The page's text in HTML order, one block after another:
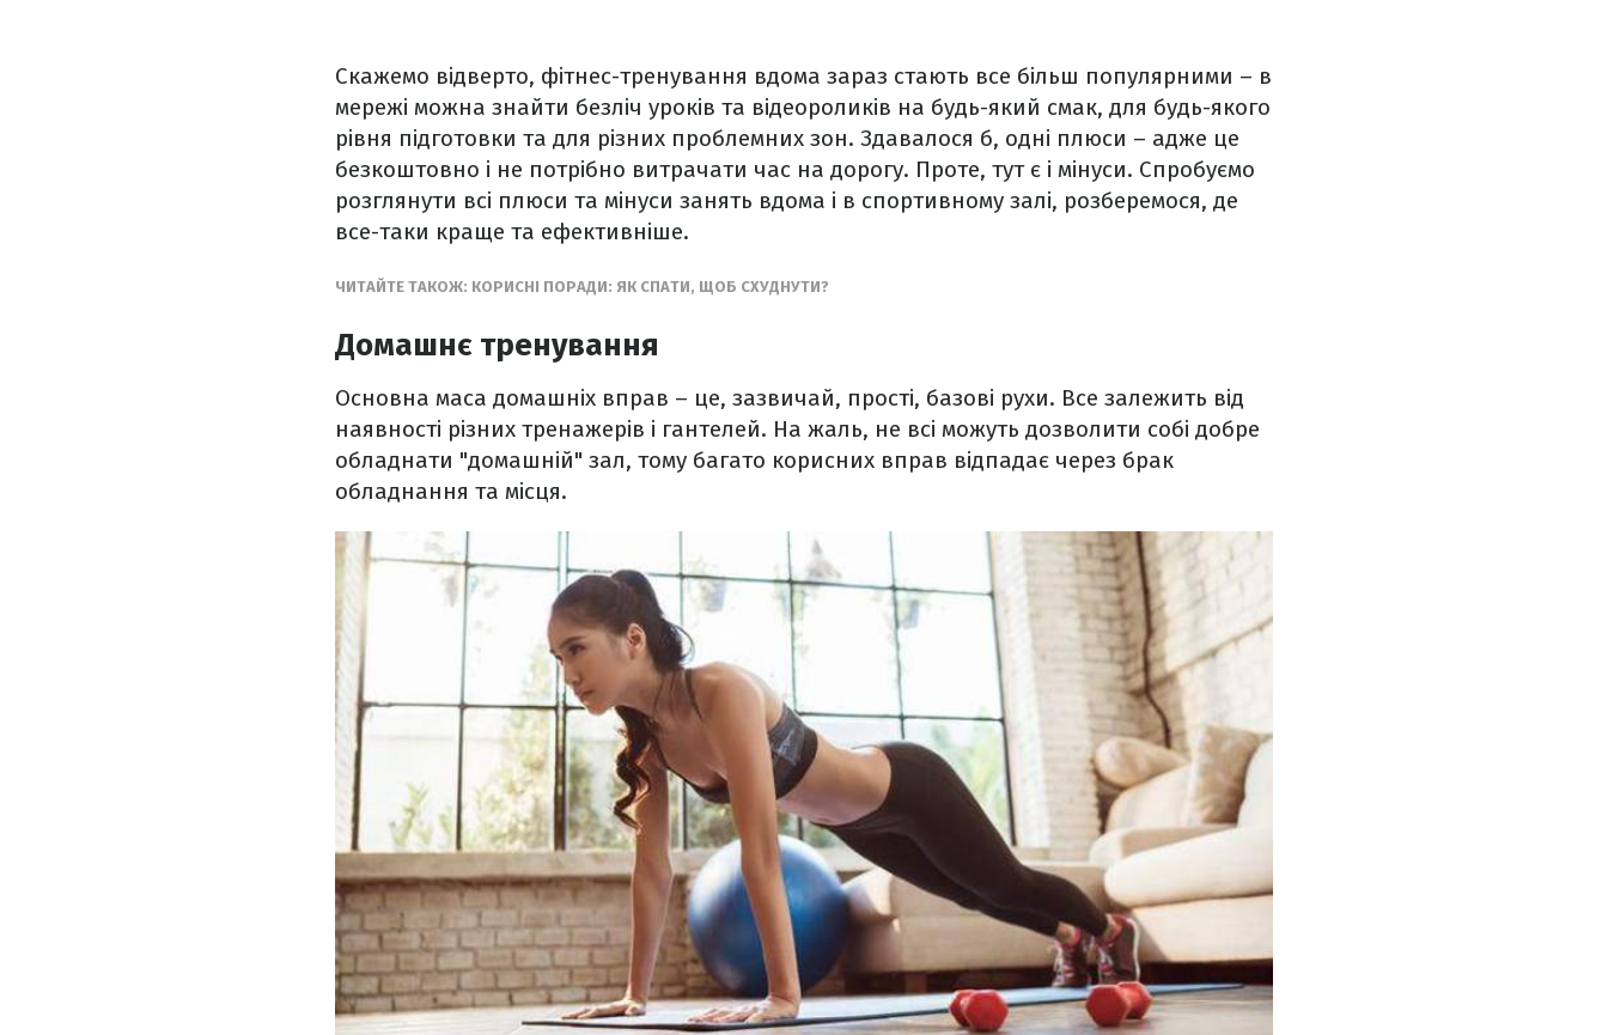
Скажемо відверто, фітнес-тренування вдома зараз стають все більш популярними – в
мережі можна знайти безліч уроків та відеороликів на будь-який смак, для будь-якого
рівня підготовки та для різних проблемних зон. Здавалося б, одні плюси – адже це
безкоштовно і не потрібно витрачати час на дорогу. Проте, тут є і мінуси. Спробуємо
розглянути всі плюси та мінуси занять вдома і в спортивному залі, розберемося, де
все-таки краще та ефективніше.
ЧИТАЙТЕ ТАКОЖ: КОРИСНІ ПОРАДИ: ЯК СПАТИ, ЩОБ СХУДНУТИ?
Домашнє тренування
Основна маса домашніх вправ – це, зазвичай, прості, базові рухи. Все залежить від
наявності різних тренажерів і гантелей. На жаль, не всі можуть дозволити собі добре
обладнати "домашній" зал, тому багато корисних вправ відпадає через брак
обладнання та місця.